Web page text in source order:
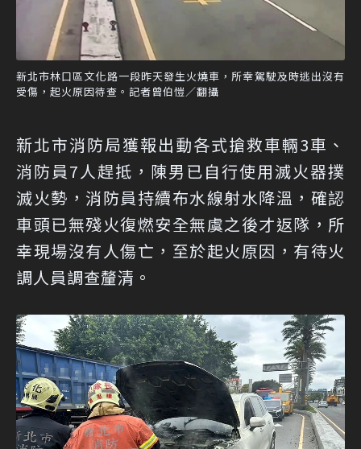
新北市林口區文化路一段昨天發生火燒車，所幸駕駛及時逃出沒有
受傷，起火原因待查。記者曾伯愷／翻攝
新北市消防局獲報出動各式搶救車輛3車、
消防員7人趕抵，陳男已自行使用滅火器撲
滅火勢，消防員持續布水線射水降溫，確認
車頭已無殘火復燃安全無虞之後才返隊，所
幸現場沒有人傷亡，至於起火原因，有待火
調人員調查釐清。